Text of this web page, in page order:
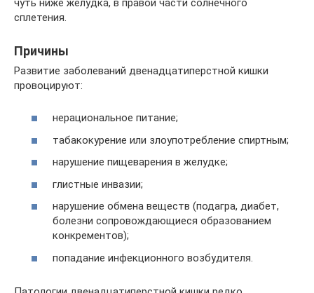
сплетения.
Причины
Развитие заболеваний двенадцатиперстной кишки
провоцируют:
нерациональное питание;
табакокурение или злоупотребление спиртным;
нарушение пищеварения в желудке;
глистные инвазии;
нарушение обмена веществ (подагра, диабет,
болезни сопровождающиеся образованием
конкрементов);
попадание инфекционного возбудителя.